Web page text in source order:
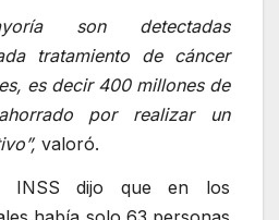
son detectadas
tratamiento de cáncer
es decir 400 millones de
por realizar un
valoró.
INSS dijo que en los